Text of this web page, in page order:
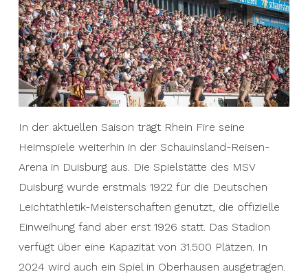
Jahren 1997, 2002 und 2003 gelang dies leider
nicht. Obwohl die NFL Europe 2007 den
Spielbetrieb einstellte und damit das Rhein Fire -
Team verschwand, erlosch das Feuer innerhalb
der Football-Community nie.
In der aktuellen Saison trägt Rhein Fire seine
Heimspiele weiterhin in der Schauinsland-Reisen-
Arena in Duisburg aus. Die Spielstätte des MSV
Duisburg wurde erstmals 1922 für die Deutschen
Leichtathletik-Meisterschaften genutzt, die offizielle
Einweihung fand aber erst 1926 statt. Das Stadion
verfügt über eine Kapazität von 31.500 Plätzen. In
2024 wird auch ein Spiel in Oberhausen ausgetragen.